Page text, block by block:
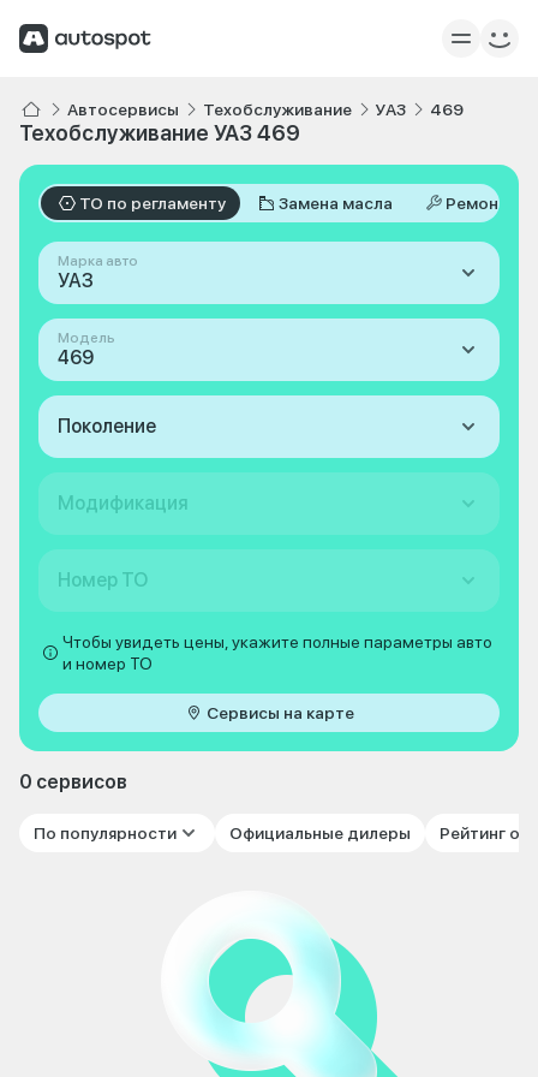
Автосервисы Техобслуживание УАЗ 469
Техобслуживание УАЗ 469
ТО по регламенту Замена масла Ремонт
Марка авто
УАЗ
Модель
469
Поколение
Модификация
Номер ТО
Чтобы увидеть цены, укажите полные параметры авто
и номер ТО
Сервисы на карте
0 сервисов
По популярности Официальные дилеры Рейтинг